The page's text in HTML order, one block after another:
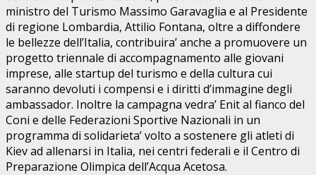
ministro del Turismo Massimo Garavaglia e al Presidente
di regione Lombardia, Attilio Fontana, oltre a diffondere
le bellezze dell’Italia, contribuira’ anche a promuovere un
progetto triennale di accompagnamento alle giovani
imprese, alle startup del turismo e della cultura cui
saranno devoluti i compensi e i diritti d’immagine degli
ambassador. Inoltre la campagna vedra’ Enit al fianco del
Coni e delle Federazioni Sportive Nazionali in un
programma di solidarieta’ volto a sostenere gli atleti di
Kiev ad allenarsi in Italia, nei centri federali e il Centro di
Preparazione Olimpica dell’Acqua Acetosa.